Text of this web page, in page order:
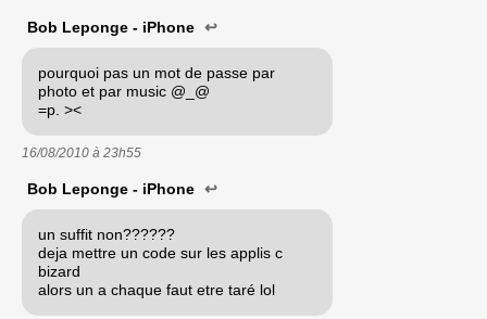
Bob Leponge - iPhone ↩
pourquoi pas un mot de passe par
photo et par music @_@
=p. ><
16/08/2010 à 23h55
Bob Leponge - iPhone ↩
un suffit non??????
deja mettre un code sur les applis c
bizard
alors un a chaque faut etre taré lol